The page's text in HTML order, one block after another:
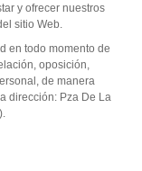
y ofrecer nuestros
sitio Web.
en todo momento de
oposición,
de manera
dirección: Pza De La